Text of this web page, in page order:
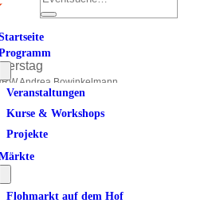
Veranstaltungen
Kurse & Workshops
Projekte
Flohmarkt auf dem Hof
Andrea Bowinkelmann
hinzufügen
Office 365